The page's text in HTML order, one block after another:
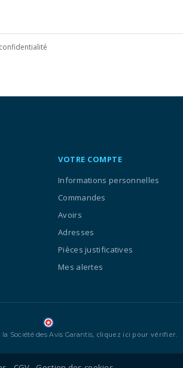
VOTRE COMPTE
Informations personnelles
Commandes
Avoirs
Adresses
Pièces justificatives
Mes alertes
Société des Avis Garantis, cliquez ici pour vérifier.